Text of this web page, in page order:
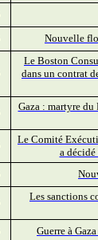
Nouvelle
Le Boston
dans un contrat
Gaza : martyre
Le Comité
a
Les sanctions
Guerre à